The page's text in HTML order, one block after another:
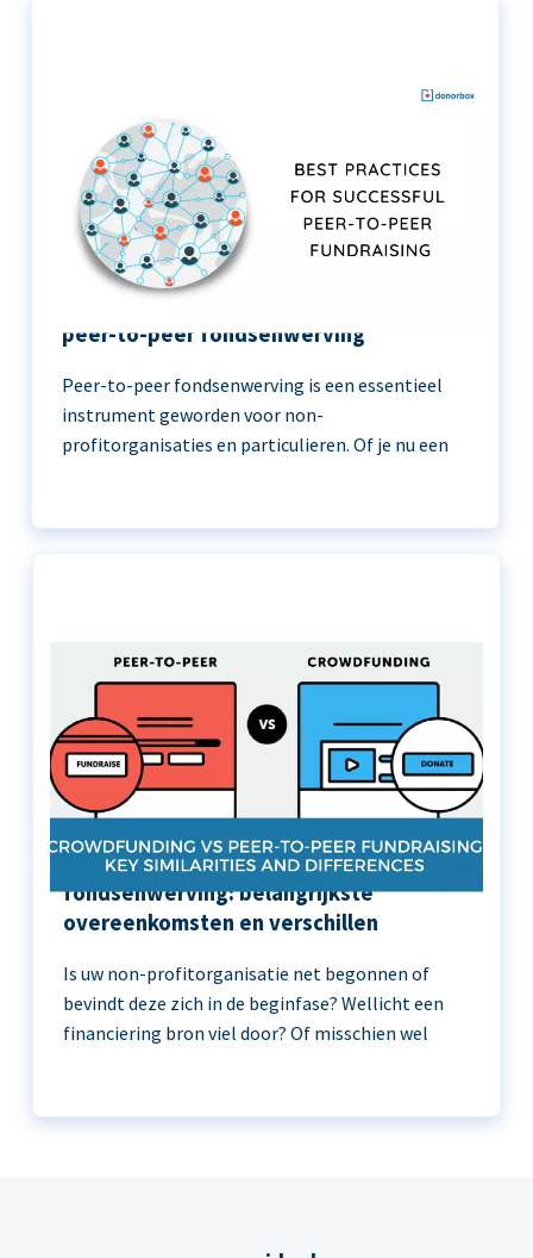
11 beste praktijken voor succesvolle
peer-to-peer fondsenwerving
Peer-to-peer fondsenwerving is een essentieel
instrument geworden voor non-
profitorganisaties en particulieren. Of je nu een
Crowdfunding versus peer-to-peer
fondsenwerving: belangrijkste
overeenkomsten en verschillen
Is uw non-profitorganisatie net begonnen of
bevindt deze zich in de beginfase? Wellicht een
financiering bron viel door? Of misschien wel